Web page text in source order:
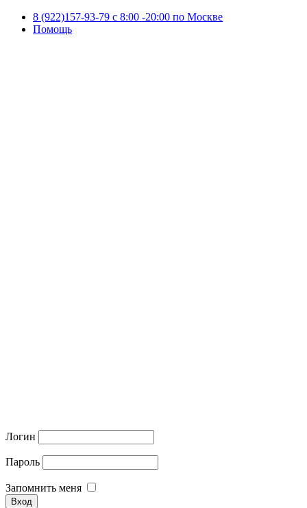
8 (922)157-93-79 c 8:00 -20:00 по Москве
Помощь
Логин
Пароль
Запомнить меня